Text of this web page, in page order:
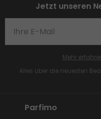
Jetzt unseren
Alles über die neuesten
Mehr
Parfimo